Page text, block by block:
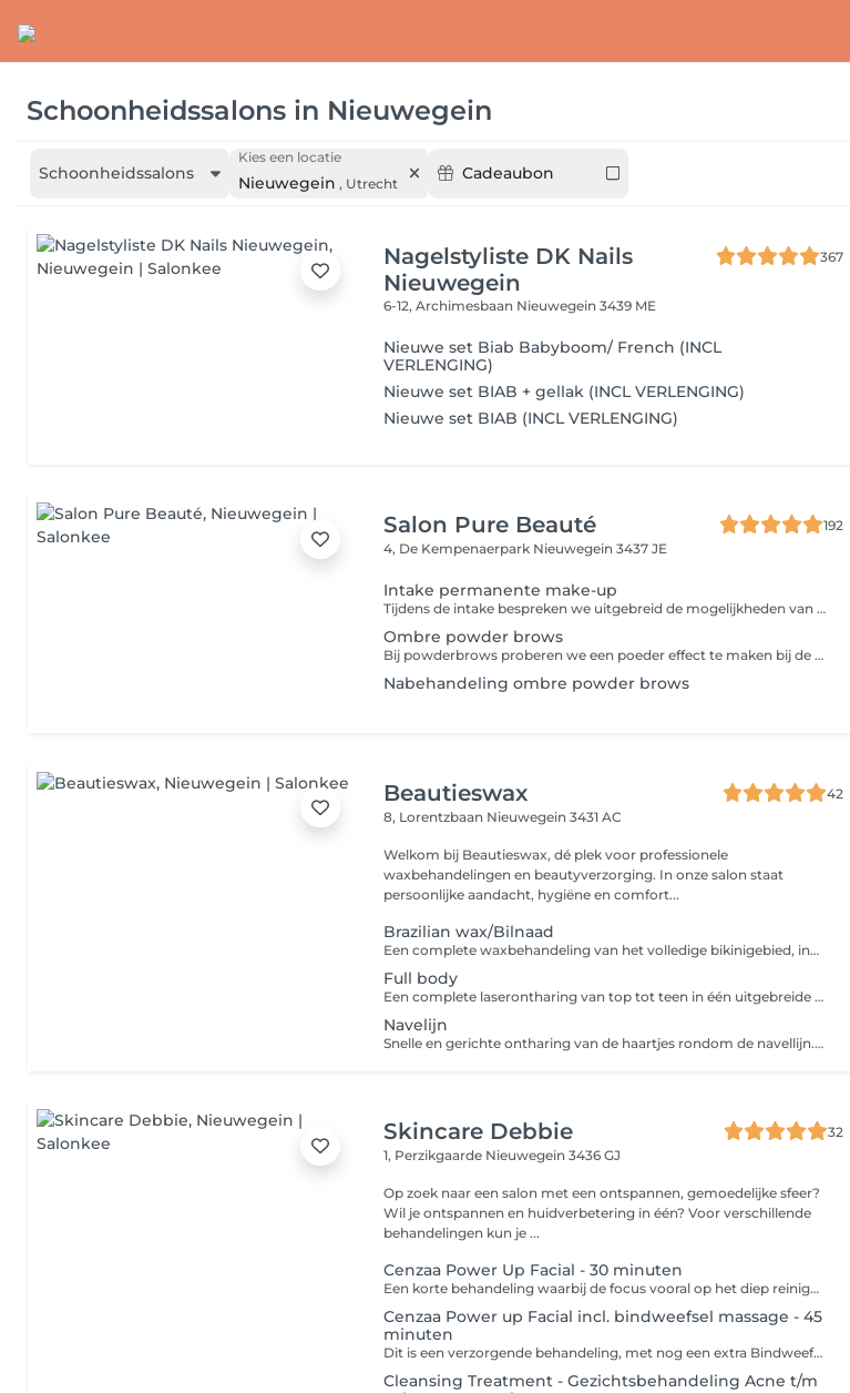
Schoonheidssalons in Nieuwegein
Schoonheidssalons
Kies een locatie
Nieuwegein , Utrecht
Cadeaubon
Nagelstyliste DK Nails
Nieuwegein
367
6-12, Archimesbaan Nieuwegein 3439 ME
Nieuwe set Biab Babyboom/ French (INCL
VERLENGING)
Nieuwe set BIAB + gellak (INCL VERLENGING)
Nieuwe set BIAB (INCL VERLENGING)
Salon Pure Beauté
192
4, De Kempenaerpark Nieuwegein 3437 JE
Intake permanente make-up
Tijdens de intake bespreken we uitgebreid de mogelijkheden van permanente make-up, kunt u al uw vragen stellen en laten wij zien wat het beste bij u past.
Ombre powder brows
Bij powderbrows proberen we een poeder effect te maken bij de wenkbrauwen. De voorkant van de wenkbrauwen maken we lichter, zodat we een heel natuurlijk resultaat geven aan de wenkbrauwen. Het lijkt het net alsof de wenkbrauw met een potlood of poeder licht zijn ingekleurd. De prijs is incl. na behandeling binnen 2 maanden.
Nabehandeling ombre powder brows
Beautieswax
42
8, Lorentzbaan Nieuwegein 3431 AC
Welkom bij Beautieswax, dé plek voor professionele
waxbehandelingen en beautyverzorging. In onze salon staat
persoonlijke aandacht, hygiëne en comfort...
Brazilian wax/Bilnaad
Een complete waxbehandeling van het volledige bikinigebied, inclusief bilnaad. We verwijderen al het ongewenste haar met een zachte, huidvriendelijke techniek voor een strak en glad resultaat dat weken meegaat.
Full body
Een complete laserontharing van top tot teen in één uitgebreide sessie. We behandelen alle gewenste zones - hele armen, hele benen, buik, rug, billen en oksels - met professionele laserapparatuur die de haarwortel gericht uitschakelt. Ideaal voor wie in één keer overal blijvend van ongewenste haargroei af wil, met zichtbaar resultaat na een aantal behandelingen.
Navelijn
Snelle en gerichte ontharing van de haartjes rondom de navellijn. Een korte, pijnloze behandeling die zorgt voor een net en verzorgd resultaat.
Skincare Debbie
32
1, Perzikgaarde Nieuwegein 3436 GJ
Op zoek naar een salon met een ontspannen, gemoedelijke sfeer?
Wil je ontspannen en huidverbetering in één? Voor verschillende
behandelingen kun je ...
Cenzaa Power Up Facial - 30 minuten
Een korte behandeling waarbij de focus vooral op het diep reinigen ligt. -Reinigen -Epileren / waxen wenkbrauwen -Dieptereiniging -Onzuiverheden verwijderen -Serum -Dag- of nachtverzorging ( extra optie zoals verven wenkbrauwen/wimpers of harsen bovenlip/kin kan worden toegevoegd voor meerprijs)
Cenzaa Power up Facial incl. bindweefsel massage - 45
minuten
Dit is een verzorgende behandeling, met nog een extra Bindweefsel massage toegevoegd. Een bindweefselmassage is een intensieve massagetechniek waarbij het bindweefsel (de laag tussen je huid en spieren) wordt gemasseerd Bij een bindweefselmassage van het gezicht wordt de behandeling vaak toegepast om: fijne lijntjes en rimpels minder zichtbaar te maken; de huid steviger te laten ogen; de teint te verbeteren; wallen of vochtophopingen te verminderen. - Reinigen van de huid - Epileren/waxen wenkbrauwen - Dieptereiniging - Bindweefsel massage gezicht - Dag/nachtverzorging
Cleansing Treatment - Gezichtsbehandeling Acne t/m